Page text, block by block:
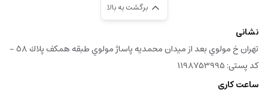
برگشت به بالا
نشانی
تهران خ مولوي بعد از ميدان محمديه پاساژ مولوي طبقه همكف پلاك ٥٨ -
کد پستی: 1198753995
ساعت کاری